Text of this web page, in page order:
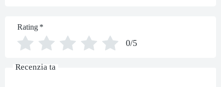
Rating *
0/5
Recenzia ta